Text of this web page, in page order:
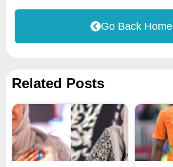
Go Back Home
Related Posts